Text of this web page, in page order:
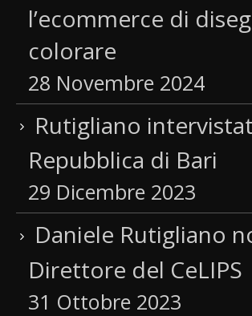
l’ecommerce di
colorare
28 Novembre 2024
Rutigliano
Repubblica di Bari
29 Dicembre 2023
Daniele Rutigliano
Direttore del CeLIPS
31 Ottobre 2023